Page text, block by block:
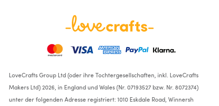
LoveCrafts Group Ltd (oder ihre Tochtergesellschaften, inkl. LoveCrafts
Makers Ltd) 2026, in England und Wales (Nr. 07193527 bzw. Nr. 8072374)
unter der folgenden Adresse registriert: 1010 Eskdale Road, Winnersh